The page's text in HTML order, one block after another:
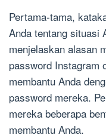
Pertama-tama,
Anda tentang situasi
menjelaskan alasan
password Instagram
membantu Anda
password mereka.
mereka beberapa
membantu Anda.